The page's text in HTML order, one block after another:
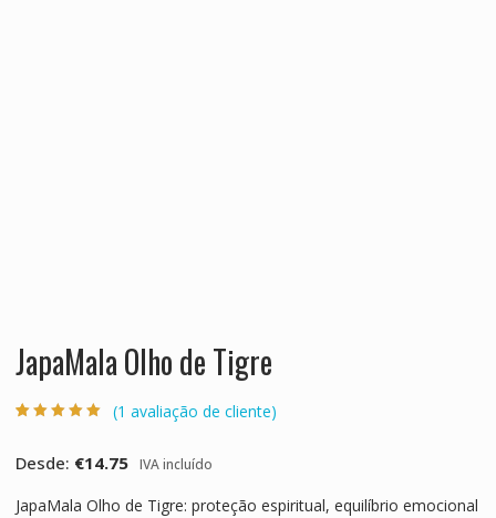
JapaMala Olho de Tigre
com base em
classificação
(1 avaliação de cliente)
Desde: €14.75 IVA incluído
JapaMala Olho de Tigre: proteção espiritual, equilíbrio emocional